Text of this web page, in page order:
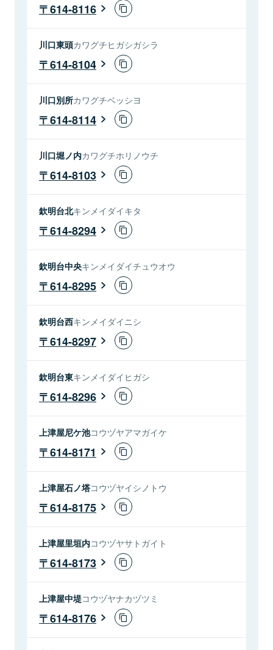
614-8116
川口東頭カワグチヒガシガシラ
614-8104
川口別所カワグチベッシヨ
614-8114
川口堀ノ内カワグチホリノウチ
614-8103
欽明台北キンメイダイキタ
614-8294
欽明台中央キンメイダイチュウオウ
614-8295
欽明台西キンメイダイニシ
614-8297
欽明台東キンメイダイヒガシ
614-8296
上津屋尼ケ池コウヅヤアマガイケ
614-8171
上津屋石ノ塔コウヅヤイシノトウ
614-8175
上津屋里垣内コウヅヤサトガイト
614-8173
上津屋中堤コウヅヤナカヅツミ
614-8176